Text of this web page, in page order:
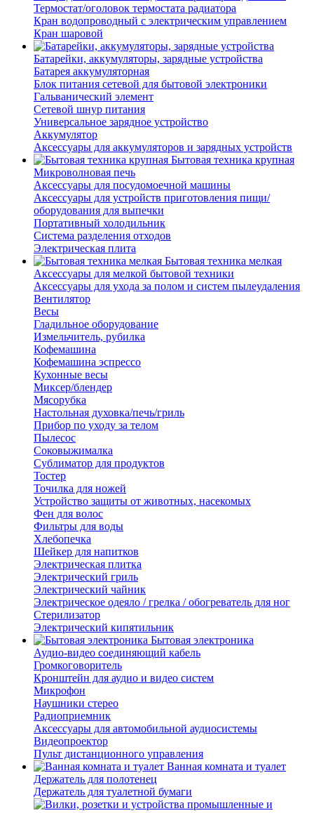
Термостат/оголовок термостата радиатора
Кран водопроводный с электрическим управлением
Кран шаровой
Батарейки, аккумуляторы, зарядные устройства
Батарея аккумуляторная
Блок питания сетевой для бытовой электроники
Гальванический элемент
Сетевой шнур питания
Универсальное зарядное устройство
Аккумулятор
Аксессуары для аккумуляторов и зарядных устройств
Бытовая техника крупная
Микроволновая печь
Аксессуары для посудомоечной машины
Аксессуары для устройств приготовления пищи/
оборудования для выпечки
Портативный холодильник
Система разделения отходов
Электрическая плита
Бытовая техника мелкая
Аксессуары для мелкой бытовой техники
Аксессуары для ухода за полом и систем пылеудаления
Вентилятор
Весы
Гладильное оборудование
Измельчитель, рубилка
Кофемашина
Кофемашина эспрессо
Кухонные весы
Миксер/блендер
Мясорубка
Настольная духовка/печь/гриль
Прибор по уходу за телом
Пылесос
Соковыжималка
Сублиматор для продуктов
Тостер
Точилка для ножей
Устройство защиты от животных, насекомых
Фен для волос
Фильтры для воды
Хлебопечка
Шейкер для напитков
Электрическая плитка
Электрический гриль
Электрический чайник
Электрическое одеяло / грелка / обогреватель для ног
Стерилизатор
Электрический кипятильник
Бытовая электроника
Аудио-видео соединяющий кабель
Громкоговоритель
Кронштейн для аудио и видео систем
Микрофон
Наушники стерео
Радиоприемник
Аксессуары для автомобильной аудиосистемы
Видеопроектор
Пульт дистанционного управления
Ванная комната и туалет
Держатель для полотенец
Держатель для туалетной бумаги